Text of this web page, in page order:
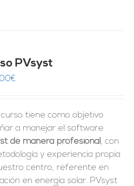
PVsyst
€
tiene como objetivo
a manejar el software
de manera profesional, con
y experiencia propia
centro, referente en
en energía solar. PVsyst